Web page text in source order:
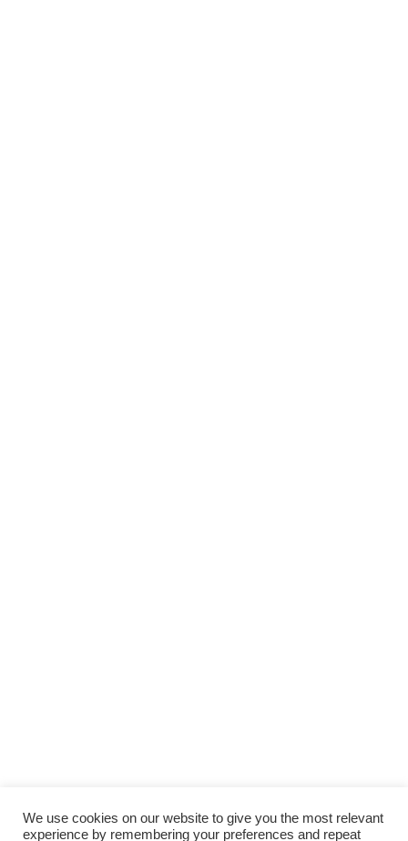
We use cookies on our website to give you the most relevant
experience by remembering your preferences and repeat